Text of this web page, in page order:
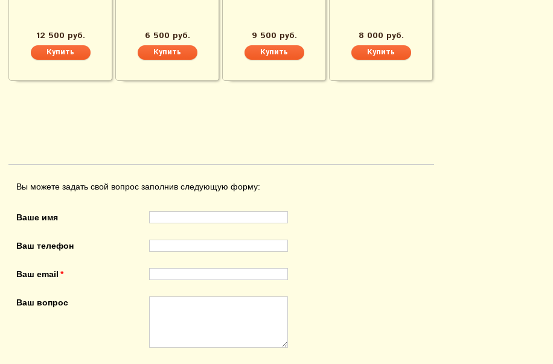
12 500 руб. 6 500 руб. 9 500 руб. 8 000 руб.
Вы можете задать свой вопрос заполнив следующую форму:
Ваше имя
Ваш телефон
Ваш email
Ваш вопрос